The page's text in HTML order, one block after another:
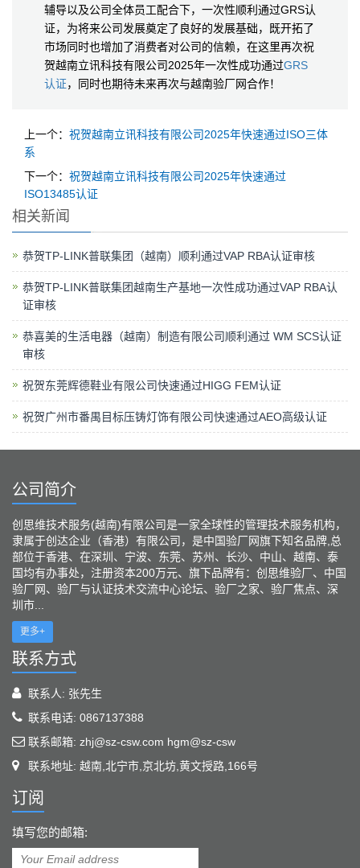
辅导以及公司全体员工配合下，一次性顺利通过GRS认
证，为将来公司发展奠定了良好的发展基础，既开拓了
市场同时也增加了消费者对公司的信赖，在这里再次祝
贺越南立讯科技有限公司2025年一次性成功通过GRS
认证，同时也期待未来再次与越南验厂网合作！
上一个： 祝贺越南立讯科技有限公司2025年快速通过ISO三体
系
下一个： 祝贺越南立讯科技有限公司2025年快速通过
ISO13485认证
相关新闻
恭贺TP-LINK普联集团（越南）顺利通过VAP RBA认证审核
恭贺TP-LINK普联集团越南生产基地一次性成功通过VAP RBA认
证审核
恭喜美的生活电器（越南）制造有限公司顺利通过 WM SCS认证
审核
祝贺东莞辉德鞋业有限公司快速通过HIGG FEM认证
祝贺广州市番禺目标压铸灯饰有限公司快速通过AEO高级认证
公司简介
创思维技术服务(越南)有限公司是一家全球性的管理技术服务机构，
隶属于创达企业（香港）有限公司，是中国验厂网旗下知名品牌,总
部位于香港、在深圳、宁波、东莞、苏州、长沙、中山、越南、泰
国均有办事处，注册资本200万元、旗下品牌有：创思维验厂、中国
验厂网、验厂与认证技术交流中心论坛、验厂之家、验厂焦点、深
圳市...
更多+
联系方式
联系人: 张先生
联系电话: 0867137388
联系邮箱: zhj@sz-csw.com hgm@sz-csw
联系地址: 越南,北宁市,京北坊,黄文授路,166号
订阅
填写您的邮箱: